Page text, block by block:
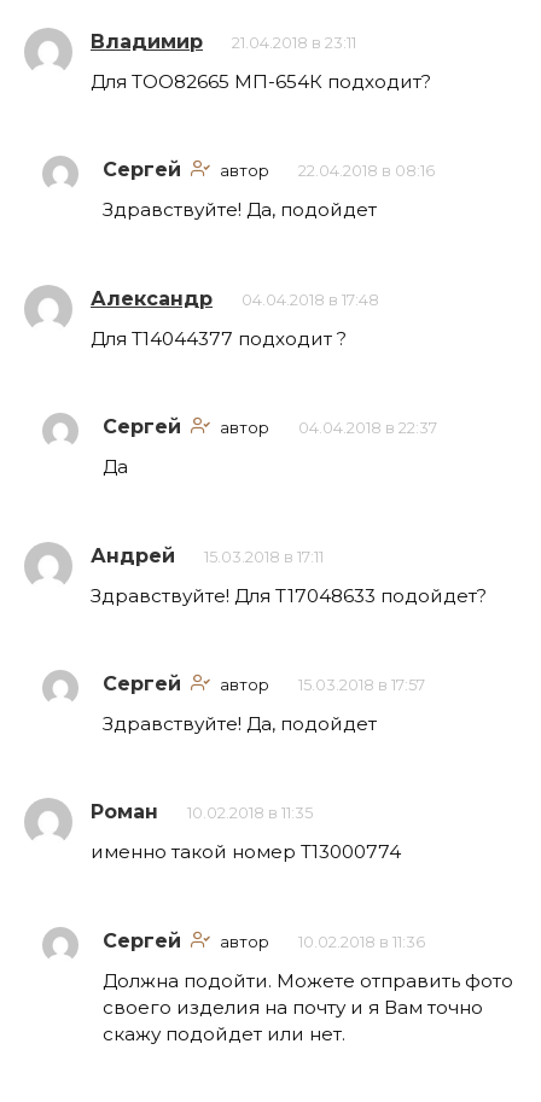
Владимир 21.04.2018 в 23:11
Для ТОО82665 МП-654К подходит?
Сергей автор 22.04.2018 в 08:16
Здравствуйте! Да, подойдет
Александр 04.04.2018 в 17:48
Для Т14044377 подходит ?
Сергей автор 04.04.2018 в 22:37
Да
Андрей 15.03.2018 в 17:11
Здравствуйте! Для T17048633 подойдет?
Сергей автор 15.03.2018 в 17:57
Здравствуйте! Да, подойдет
Роман 10.02.2018 в 11:35
именно такой номер Т13000774
Сергей автор 10.02.2018 в 11:36
Должна подойти. Можете отправить фото
своего изделия на почту и я Вам точно
скажу подойдет или нет.